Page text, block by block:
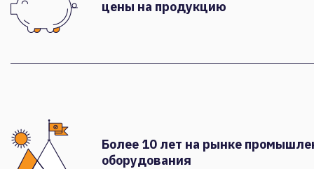
цены на продукцию
Более 10 лет на рынке
оборудования